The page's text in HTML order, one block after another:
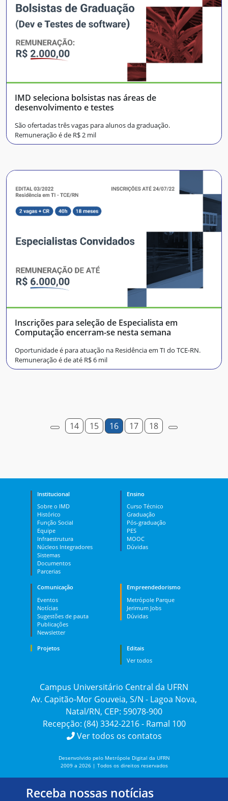
IMD seleciona bolsistas nas áreas de
desenvolvimento e testes
São ofertadas três vagas para alunos da graduação.
Remuneração é de R$ 2 mil
Inscrições para seleção de Especialista em
Computação encerram-se nesta semana
Oportunidade é para atuação na Residência em TI do TCE-RN.
Remuneração é de até R$ 6 mil
14 15 16 17 18
Institucional
Sobre o IMD
Histórico
Função Social
Equipe
Infraestrutura
Núcleos Integradores
Sistemas
Documentos
Parcerias
Ensino
Curso Técnico
Graduação
Pós-graduação
PES
MOOC
Dúvidas
Comunicação
Eventos
Notícias
Sugestões de pauta
Publicações
Newsletter
Empreendedorismo
Metrópole Parque
Jerimum Jobs
Dúvidas
Projetos
Editais
Ver todos
Campus Universitário Central da UFRN
Av. Capitão-Mor Gouveia, S/N - Lagoa Nova,
Natal/RN, CEP: 59078-900
Recepção: (84) 3342-2216 - Ramal 100
Ver todos os contatos
Desenvolvido pelo Metrópole Digital da UFRN
2009 a 2026 | Todos os direitos reservados
Receba nossas notícias